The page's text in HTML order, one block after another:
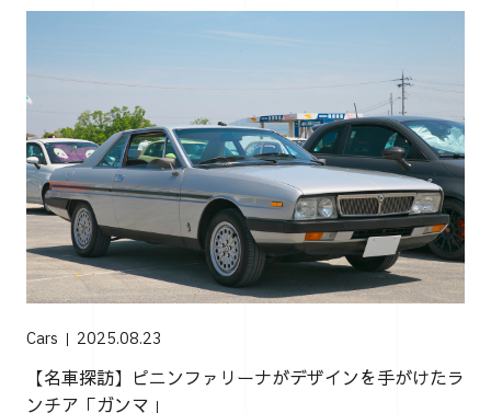
Cars 2025.08.23
【名車探訪】ピニンファリーナがデザインを手がけたラ
ンチア「ガンマ」